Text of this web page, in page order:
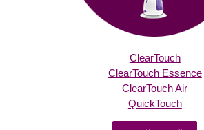
ClearTouch
ClearTouch Essence
ClearTouch Air
QuickTouch